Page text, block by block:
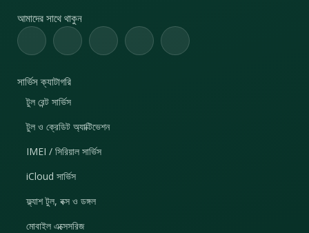
আমাদের সাথে থাকুন
সার্ভিস ক্যাটাগরি
টুল রেন্ট সার্ভিস
টুল ও ক্রেডিট অ্যাক্টিভেশন
IMEI / সিরিয়াল সার্ভিস
iCloud সার্ভিস
ফ্ল্যাশ টুল, বক্স ও ডঙ্গল
মোবাইল এক্সেসরিজ